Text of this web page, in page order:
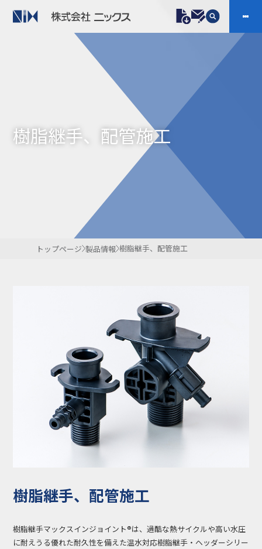
プラスチックファスナー 機構部品
ケーブルマーカー
樹脂継手、配管施工
防虫忌避製品ARINIX プリント基板実装関連
会社案内
IR
お問い合わせ 開発・導入実績
よくあるご質問
NIXのサスティナ
ビリティ
利用規約
個人情報保護方
針
樹脂継手、配管施工
トップページ 製品情報 樹脂継手、配管施工
樹脂継手、配管施工
樹脂継手マックスインジョイント®は、過酷な熱サイクルや高い水圧
に耐えうる優れた耐久性を備えた温水対応樹脂継手・ヘッダーシリー